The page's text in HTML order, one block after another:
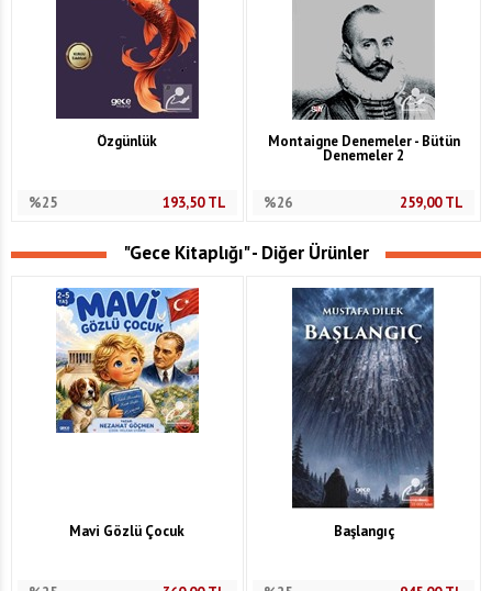
Özgünlük
%25 193,50TL
Montaigne Denemeler - Bütün
Denemeler 2
%26 259,00TL
"Gece Kitaplığı" - Diğer Ürünler
Mavi Gözlü Çocuk Başlangıç